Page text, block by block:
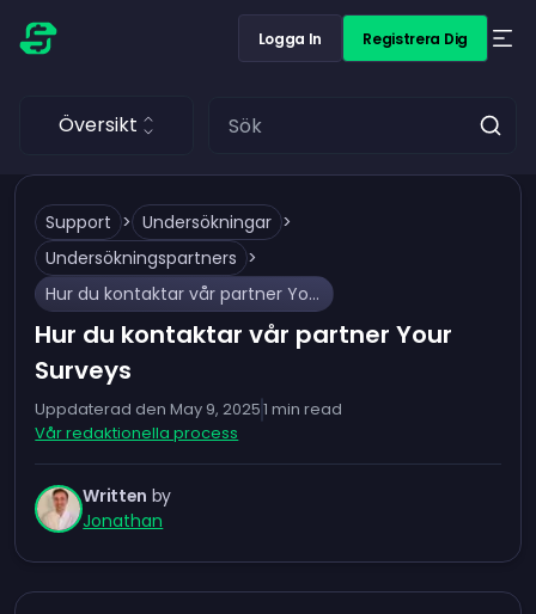
Logga In Registrera Dig
Översikt
Support > Undersökningar >
Undersökningspartners >
Hur du kontaktar vår partner Your Surveys
Hur du kontaktar vår partner Your
Surveys
Uppdaterad den May 9, 20251 min read
Vår redaktionella process
Written by
Jonathan